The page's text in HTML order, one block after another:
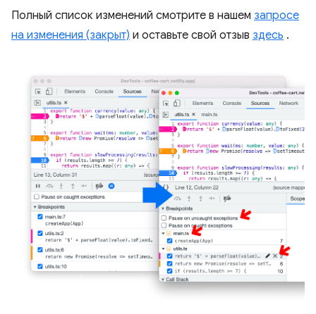
Полный список изменений смотрите в нашем запросе
на изменения (закрыт) и оставьте свой отзыв здесь .